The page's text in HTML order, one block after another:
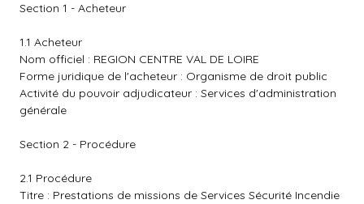
Section 1 - Acheteur
1.1 Acheteur
Nom officiel : REGION CENTRE VAL DE LOIRE
Forme juridique de l'acheteur : Organisme de droit public
Activité du pouvoir adjudicateur : Services d'administration
générale
Section 2 - Procédure
2.1 Procédure
Titre : Prestations de missions de Services Sécurité Incendie